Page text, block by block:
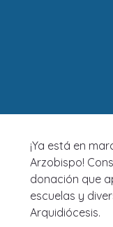
¡Ya está en
Arzobispo!
donación que
escuelas y
Arquidiócesis.